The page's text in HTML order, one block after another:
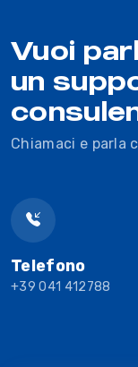
Vuoi
un
Chiamaci e parla
Telefono
+39 041 412788